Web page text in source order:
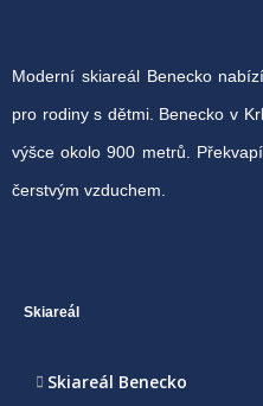
Moderní skiareál Benecko
pro rodiny s dětmi. Benecko v
výšce okolo 900 metrů.
čerstvým vzduchem.
Skiareál
Skiareál Benecko